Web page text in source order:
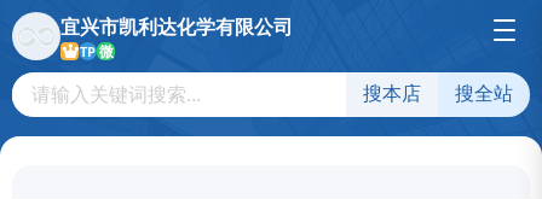
宜兴市凯利达化学有限公司
TP微
搜本店 搜全站